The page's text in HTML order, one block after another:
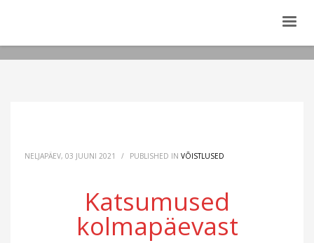
NELJAPÄEV, 03 JUUNI 2021 / PUBLISHED IN VÕISTLUSED
Katsumused
kolmapäevast